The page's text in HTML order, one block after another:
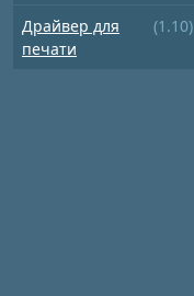
Драйвер для
печати
(1.10)